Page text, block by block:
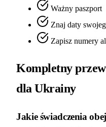
Ważny paszport
Znaj daty
Zapisz numery
Kompletny
dla Ukrainy
Jakie świadczenia